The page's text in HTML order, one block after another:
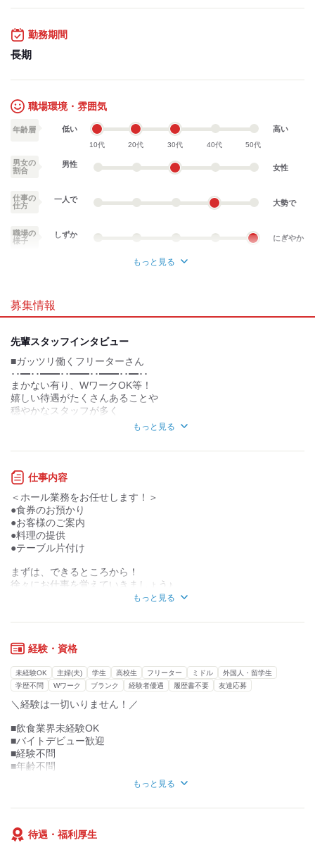
＊～＊～＊～＊～＊～＊～＊～＊
▽収入例
＊学業と両立する学生さん
＝月々4万5000円の収入
＊ガッツリ働くフリーターさん
時給1250円、週5日、１日6時間
＝月々15万円の収入
＊～＊～＊～＊～＊～＊～＊～＊
勤務期間
長期
職場環境・雰囲気
年齢層 低い
10代 20代 30代 40代 50代
高い
男女の
割合
男性 女性
仕事の
仕方
一人で 大勢で
職場の
様子
しずか にぎやか
個性が生かせる
デスクワーク
お客様との対話が
少ない
力仕事が少ない
創業30年。「うまい」を求めて
麺、スープ、チャーシューは自家製。
東京、神奈川を中心に現在18店舗と
拡大中のチェーン店です。
代表も社長も各店舗の店長も、
もっと見る
募集情報
先輩スタッフインタビュー
■ガッツリ働くフリーターさん
･･━･･━━･･━━･･━━･･━･･
まかない有り、WワークOK等！
嬉しい待遇がたくさんあることや
穏やかなスタッフが多く
シフトが2週間ごとの提出なので
プライベートも充実しています！
＝＊＝＊＝＊＝＊＝＊＝＊＝＊＝＊＝＊＝
■子育てと両立しながら働く主婦さん
･･━━━･･━━･･━━･･━━･･━━━･･
週1日～OK、昼間のみのシフトなので
子どもが幼稚園に入った時から
小学校に入学した現在まで
シフトを交換してもらえたり
とても働きやすい環境だと思います！
もっと見る
仕事内容
＜ホール業務をお任せします！＞
●食券のお預かり
●お客様のご案内
●料理の提供
●テーブル片付け
まずは、できるところから！
徐々にお仕事を覚えていきましょう♪
カンタンな盛り付けなど
××××××××××××××××××××
■食券制だからレジ業務なし
￣￣￣￣￣￣￣￣￣￣￣￣￣￣￣￣
お金のやり取りはほぼなし！
■メニューは2つだけ！
￣￣￣￣￣￣￣￣￣￣￣
味玉やチャーシューなどの
つけ麺の２種類のみ。
もっと見る
経験・資格
未経験OK 主婦(夫) 学生 高校生 フリーター ミドル
外国人・留学生
学歴不問
Wワーク ブランク 経験者優遇 履歴書不要 友達応募
＼経験は一切いりません！／
■飲食業界未経験OK
■バイトデビュー歓迎
■経験不問
■年齢不問
など幅広く活躍中！
もっと見る
待遇・福利厚生